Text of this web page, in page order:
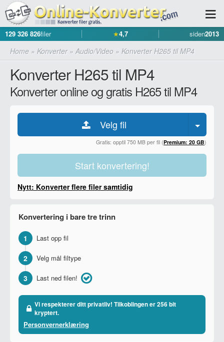
129 326 826filer ★4,7 siden2013
Home » Konverter» Audio/Video » Konverter H265 til MP4
Konverter H265 til MP4
Konverter online og gratis H265 til MP4
Velg fil
Gratis: opptil 750 MB per fil (Premium: 20 GB)
Start konvertering!
Nytt: Konverter flere filer samtidig
Konvertering i bare tre trinn
1 Last opp fil
2 Velg mål filtype
3 Last ned filen!
Vi respekterer ditt privatliv! Tilkoblingen er 256 bit
kryptert.
Personvernerklæring